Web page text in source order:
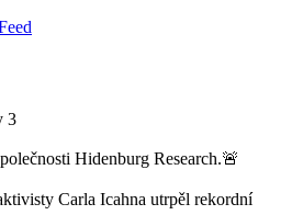
3
Hidenburg Research.🚨
Carla Icahna utrpěl rekordní